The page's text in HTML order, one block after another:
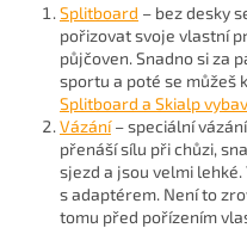
Splitboard – bez desky
pořizovat svoje vlastní
půjčoven. Snadno si za
sportu a poté se můžeš
Splitboard a Skialp
Vázání– speciální
přenáší sílu při chůzi,
sjezd a jsou velmi
s adaptérem. Není to
tomu před pořízením